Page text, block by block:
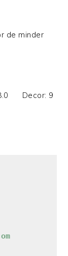
de minder
Decor: 9